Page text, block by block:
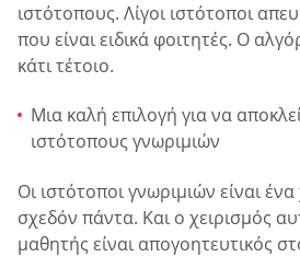
ιστότοπους. Λίγοι ιστότοποι
που είναι ειδικά φοιτητές. Ο
κάτι τέτοιο.
Μια καλή επιλογή για να
ιστότοπους γνωριμιών
Οι ιστότοποι γνωριμιών είναι
σχεδόν πάντα. Και ο χειρισμός
μαθητής είναι απογοητευτικός